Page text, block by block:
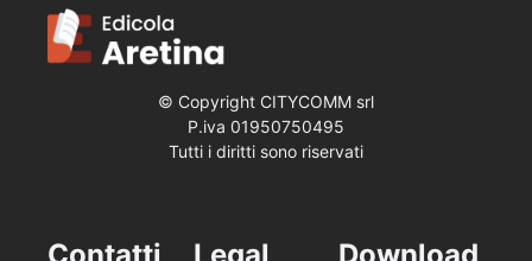
© Copyright CITYCOMM srl
P.iva 019507‍50495
Tutti i diritti sono riservati